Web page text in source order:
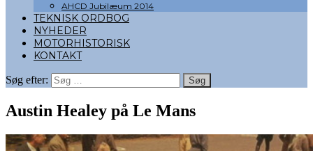
AHCD Jubilæum 2014
TEKNISK ORDBOG
NYHEDER
MOTORHISTORISK
KONTAKT
Søg efter:
Austin Healey på Le Mans